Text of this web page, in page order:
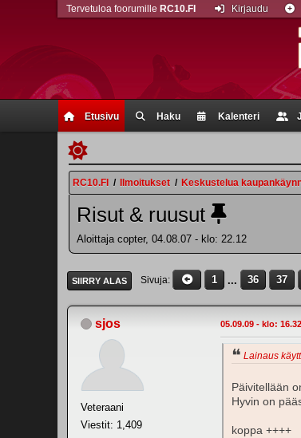
Etusivu Haku Kalenteri
Tervetuloa foorumille RC10.FI Kirjaudu
RC10.FI / Ilmoitukset / Keskustelua
Risut & ruusut
Aloittaja copter, 04.08.07 - klo: 22.12
SIIRRY ALAS Sivuja 1 ... 36 37
sjos
Veteraani
Viestit: 1,409
05.09.09 - klo: 16.32
Lainaus
Päivitellään
Hyvin on
koppa ++++